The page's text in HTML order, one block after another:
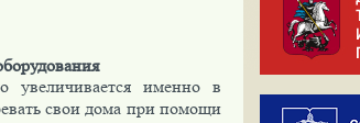
увеличивается именно в
свои дома при помощи